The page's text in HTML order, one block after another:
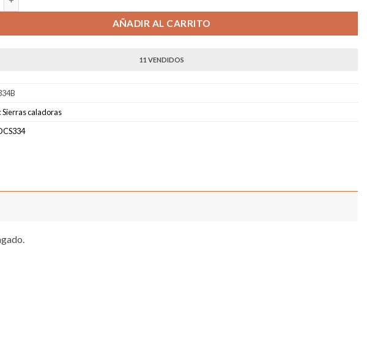
AÑADIR AL CARRITO
11 VENDIDOS
Sierras caladoras